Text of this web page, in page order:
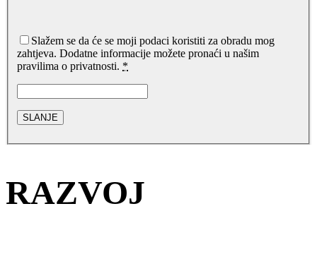
Slažem se da će se moji podaci koristiti za obradu mog
zahtjeva. Dodatne informacije možete pronaći u našim
pravilima o privatnosti. *
RAZVOJ